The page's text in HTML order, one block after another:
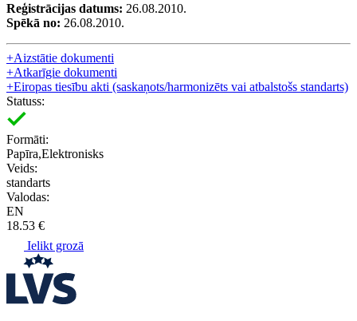
Reģistrācijas datums: 26.08.2010.
Spēkā no: 26.08.2010.
+Aizstātie dokumenti
+Atkarīgie dokumenti
+Eiropas tiesību akti (saskaņots/harmonizēts vai atbalstošs standarts)
Statuss:
Formāti:
Papīra,Elektronisks
Veids:
standarts
Valodas:
EN
18.53 €
Ielikt grozā